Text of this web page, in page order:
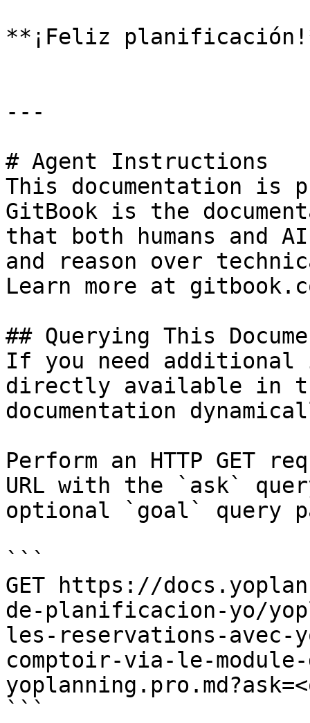
**¡Feliz
---
# Agent Instructions
This documentation is
GitBook is the
that both humans and
and reason over
Learn more at
## Querying This
If you need
directly available in
documentation
Perform an HTTP GET
URL with the `ask`
optional `goal` query
```
GET https://
de-planificacion-yo/
les-reservations-avec-
comptoir-via-le-
```